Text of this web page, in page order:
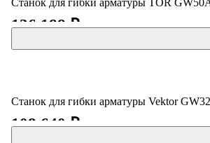
136 188 ₽
Станок для гибки арматуры Vektor
108 640 ₽